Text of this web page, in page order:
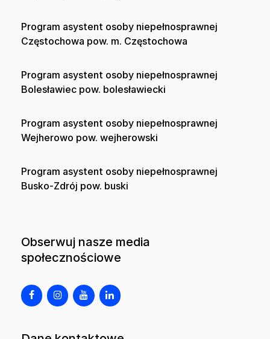
Program asystent osoby niepełnosprawnej
Częstochowa pow. m. Częstochowa
Program asystent osoby niepełnosprawnej
Bolesławiec pow. bolesławiecki
Program asystent osoby niepełnosprawnej
Wejherowo pow. wejherowski
Program asystent osoby niepełnosprawnej
Busko-Zdrój pow. buski
Obserwuj nasze media
społecznościowe